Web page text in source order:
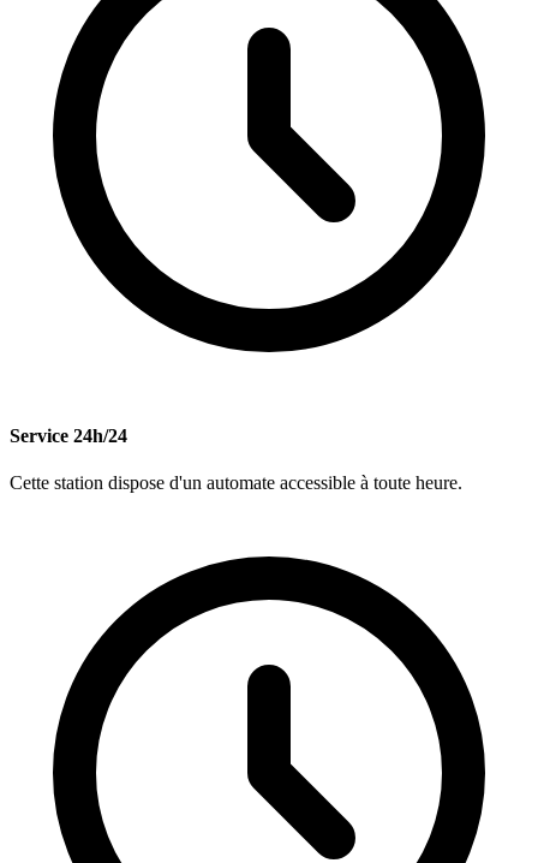
Service 24h/24
Cette station dispose d'un automate accessible à toute heure.